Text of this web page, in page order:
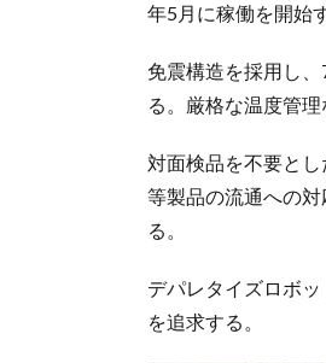
年5月に稼働を開始
免震構造を採用し
る。厳格な温度管
対面検品を不要と
等製品の流通への
る。
デパレタイズロボ
を追求する。